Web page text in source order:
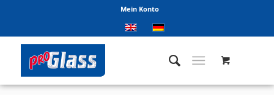
Mein Konto